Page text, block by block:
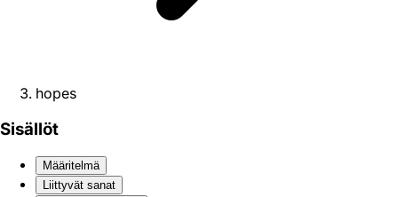
hopes
Sisällöt
Määritelmä
Liittyvät sanat